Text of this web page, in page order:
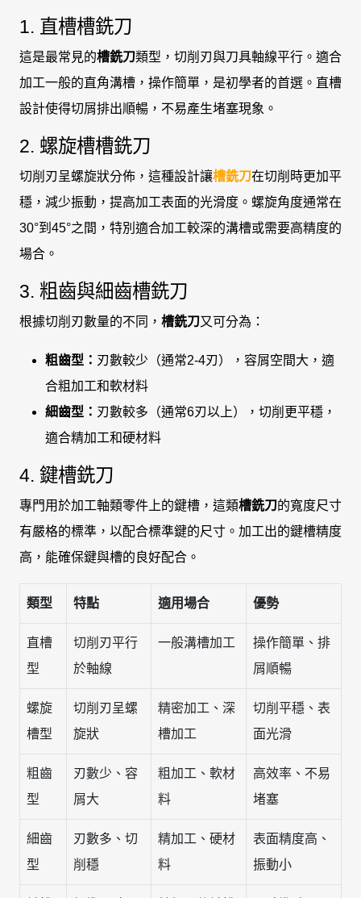
1. 直槽槽銑刀
這是最常見的槽銑刀類型，切削刃與刀具軸線平行。適合
加工一般的直角溝槽，操作簡單，是初學者的首選。直槽
設計使得切屑排出順暢，不易產生堵塞現象。
2. 螺旋槽槽銑刀
切削刃呈螺旋狀分佈，這種設計讓槽銑刀在切削時更加平
穩，減少振動，提高加工表面的光滑度。螺旋角度通常在
30°到45°之間，特別適合加工較深的溝槽或需要高精度的
場合。
3. 粗齒與細齒槽銑刀
根據切削刃數量的不同， 槽銑刀又可分為：
粗齒型： 刃數較少（通常2-4刃），容屑空間大，適
合粗加工和軟材料
細齒型： 刃數較多（通常6刃以上），切削更平穩，
適合精加工和硬材料
4. 鍵槽銑刀
專門用於加工軸類零件上的鍵槽，這類槽銑刀的寬度尺寸
有嚴格的標準，以配合標準鍵的尺寸。加工出的鍵槽精度
高，能確保鍵與槽的良好配合。
類型 特點 適用場合 優勢
直槽
型
切削刃平行
於軸線
一般溝槽加工
操作簡單、排
屑順暢
螺旋
槽型
切削刃呈螺
旋狀
精密加工、深
槽加工
切削平穩、表
面光滑
粗齒
型
刃數少、容
屑大
粗加工、軟材
料
高效率、不易
堵塞
細齒
型
刃數多、切
削穩
精加工、硬材
料
表面精度高、
振動小